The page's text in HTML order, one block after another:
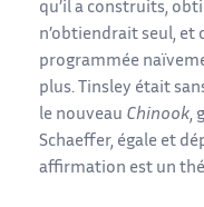
qu’il a construits,
n’obtiendrait seul, et
programmée
plus. Tinsley était
le nouveau Chinook,
Schaeffer, égale et
affirmation est un